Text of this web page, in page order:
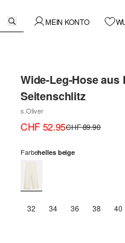
MEIN KONTO
Wide-Leg-Hose
Seitenschlitz
s.Oliver
CHF 52.95CHF 89.90
Farbehelles beige
32 34 36 38 40